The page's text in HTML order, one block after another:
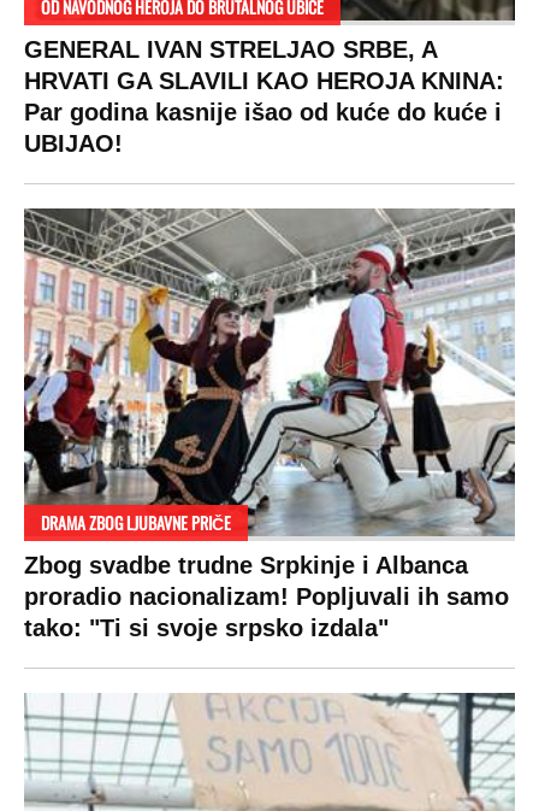
SPREMITE SE
Za posnu slavsku trpezu ove godine treba
izdvojiti ozbiljnu sumu novca: Nečija cela
plata ode na svega 20 gostiju
VESTI
Politika
Društvo
Hronika
Ekonomija
Kosovo
Sudbine
SHOWBIZ
Rijaliti
Zvezde
Holivud
Kviz
SPORT
Fudbal
Košarka
Tenis
Ostali sportovi
Navijači
Showtime
VIRALNO
Bizar
Svaštara
Tiktok
LIFESTYLE
Stil
Ljubav
SVET
Planeta
Globalno zagrevanje
Hrvatska
MONDO INC.
Impressum
Kontakt
Marketing